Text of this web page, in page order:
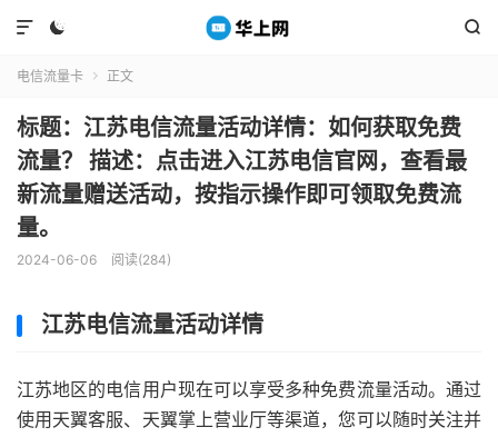
 

电信流量卡  正文
标题：江苏电信流量活动详情：如何获取免费
流量？ 描述：点击进入江苏电信官网，查看最
新流量赠送活动，按指示操作即可领取免费流
量。
2024-06-06 阅读(284)
江苏电信流量活动详情
江苏地区的电信用户现在可以享受多种免费流量活动。通过
使用天翼客服、天翼掌上营业厅等渠道，您可以随时关注并